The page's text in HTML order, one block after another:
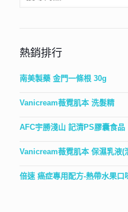
熱銷排行
南美製藥 金門一條根 30g
Vanicream薇霓肌本 洗髮精
AFC宇勝淺山 記清PS膠囊食品
Vanicream薇霓肌本 保濕乳液(
倍速 癌症專用配方-熱帶水果口